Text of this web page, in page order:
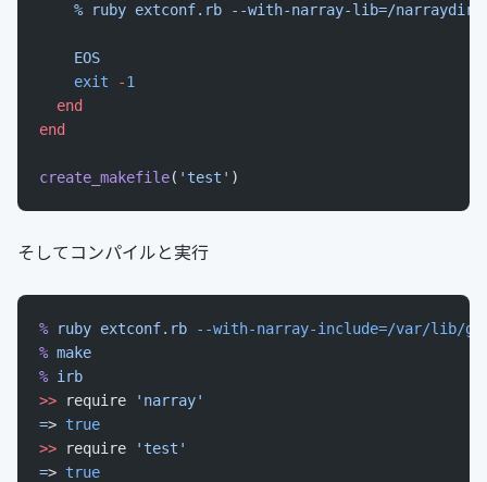
% ruby extconf.rb --with-narray-lib=/narraydir/
    EOS
    exit
-1
  end
end
create_makefile( 'test' )
そしてコンパイルと実行
% ruby extconf.rb --with-narray-include=/var/lib/
% make
% irb
>> require
'narray'
=> true
>> require
'test'
=> true